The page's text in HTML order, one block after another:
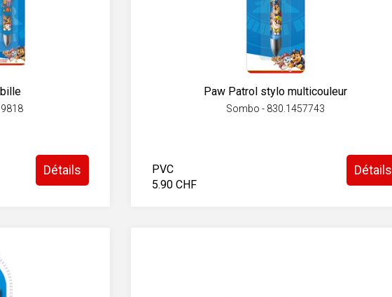
Détails
Paw Patrol stylo multicouleur
Sombo - 830.1457743
PVC
5.90 CHF
Détails